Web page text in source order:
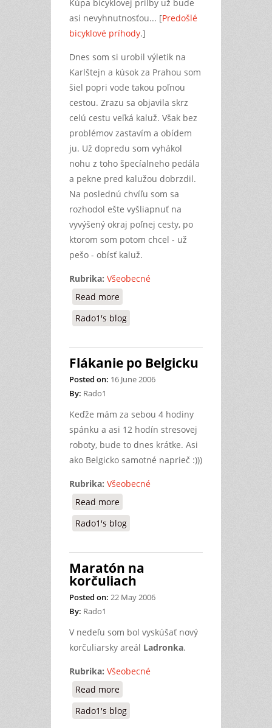
Kúpa bicyklovej prilby už bude
asi nevyhnutnosťou... [Predošlé
bicyklové príhody.]
Dnes som si urobil výletik na
Karlštejn a kúsok za Prahou som
šiel popri vode takou poľnou
cestou. Zrazu sa objavila skrz
celú cestu veľká kaluž. Však bez
problémov zastavím a obídem
ju. Už dopredu som vyhákol
nohu z toho špecíalneho pedála
a pekne pred kalužou dobrzdil.
Na poslednú chvíľu som sa
rozhodol ešte vyšliapnuť na
vyvýšený okraj poľnej cesty, po
ktorom som potom chcel - už
pešo - obísť kaluž.
Rubrika: Všeobecné
Read more
Rado1's blog
Flákanie po Belgicku
Posted on: 16 June 2006
By: Rado1
Keďže mám za sebou 4 hodiny
spánku a asi 12 hodín stresovej
roboty, bude to dnes krátke. Asi
ako Belgicko samotné naprieč :)))
Rubrika: Všeobecné
Read more
Rado1's blog
Maratón na
korčuliach
Posted on: 22 May 2006
By: Rado1
V nedeľu som bol vyskúšať nový
korčuliarsky areál Ladronka.
Rubrika: Všeobecné
Read more
Rado1's blog